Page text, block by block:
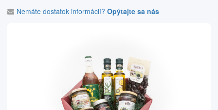
Nemáte dostatok informácií? Opýtajte sa nás